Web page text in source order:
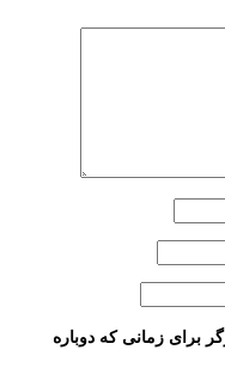
برای زمانی که دوباره